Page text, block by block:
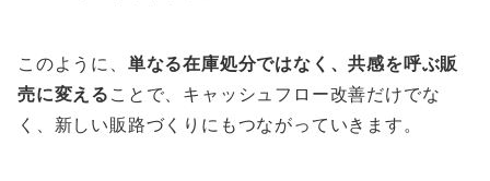
このように、 単なる在庫処分ではなく、共感を呼ぶ販
売に変える ことで、キャッシュフロー改善だけでな
く、新しい販路づくりにもつながっていきます。